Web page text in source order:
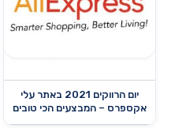
יום הרווקים 2021 באתר עלי
אקספרס – המבצעים הכי טובים